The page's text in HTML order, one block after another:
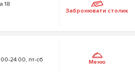
18
Забронювати столик
24:00, пт-сб
Меню